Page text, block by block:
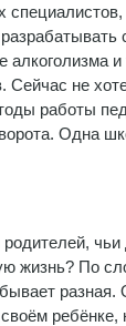
алкоголизма и
Сейчас не
работы
Одна
чьи
жизнь? По
разная.
ребёнке,